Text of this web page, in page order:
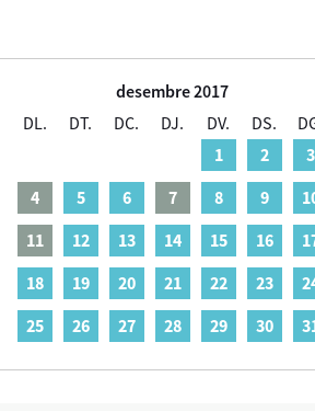
desembre 2017
DL.
DT. DC. DJ. DV. DS.
1
2
3
4
5 6 7 8 9
11
12 13 14 15 16
18
19 20 21 22 23
25
26 27 28 29 30